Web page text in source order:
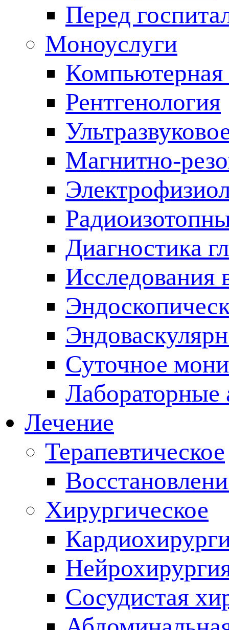
Перед
Моноуслуги
Рентгенология
Магнитно-
Диагностика
Исследования
Суточное
Лабораторные
Лечение
Терапевтическое
Хирургическое
Сосудистая